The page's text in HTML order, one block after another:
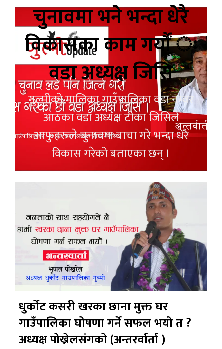
चुनावमा भने भन्दा धेरै
विकासका काम गर्यौं ः
वडा अध्यक्ष जिसि
गुल्मीको मालिका गाउँपालिका वडा नम्वर
आठका वडा अध्यक्ष टीका जिसिले
आफुहरुले चुनावमा बाचा गरे भन्दा धेरै
विकास गरेको बताएका छन् ।
धुर्कोट कसरी खरका छाना मुक्त घर
गाउँपालिका घोषणा गर्ने सफल भयो त ?
अध्यक्ष पोख्रेलसंगको (अन्तरर्वार्ता )